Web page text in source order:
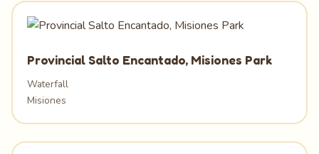
Provincial Salto Encantado, Misiones Park
Waterfall
Misiones